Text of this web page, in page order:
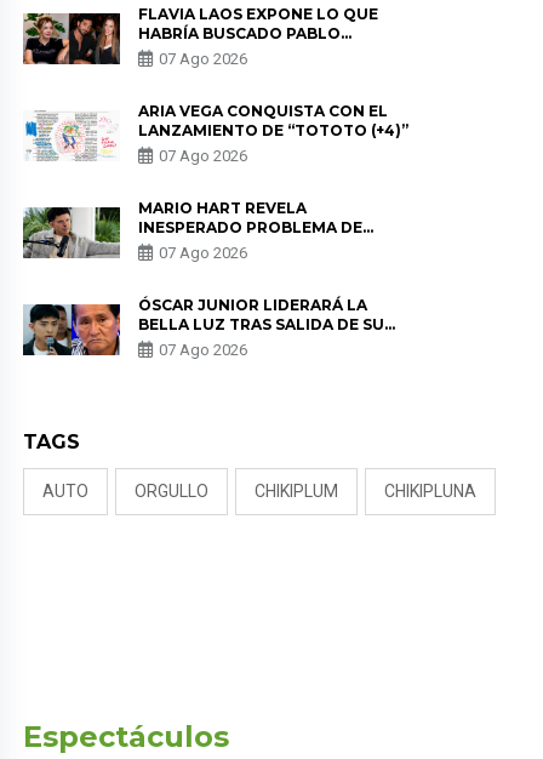
FLAVIA LAOS EXPONE LO QUE
HABRÍA BUSCADO PABLO
HEREDIA CON ALE FULLER: “UNA
DE LAS PARTES QUERÍA EL
07 Ago 2026
ARIA VEGA CONQUISTA CON EL
LANZAMIENTO DE “TOTOTO (+4)”
07 Ago 2026
MARIO HART REVELA
INESPERADO PROBLEMA DE
SALUD ANTES DE SEPARARSE DE
KORINA: “ME ENCONTRARON UN
07 Ago 2026
ÓSCAR JUNIOR LIDERARÁ LA
BELLA LUZ TRAS SALIDA DE SU
PADRE POR POLÉMICA CON
NALDY SALDAÑA
07 Ago 2026
TAGS
AUTO ORGULLO CHIKIPLUM CHIKIPLUNA
Espectáculos